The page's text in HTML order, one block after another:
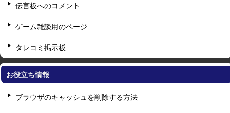
伝言板へのコメント
ゲーム雑談用のページ
タレコミ掲示板
お役立ち情報
ブラウザのキャッシュを削除する方法